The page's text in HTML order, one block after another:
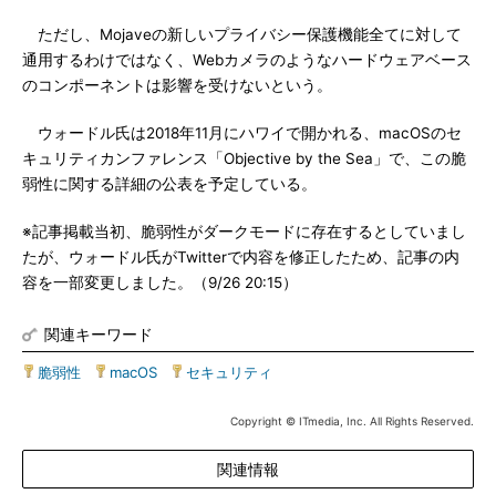
ただし、Mojaveの新しいプライバシー保護機能全てに対して
通用するわけではなく、Webカメラのようなハードウェアベース
のコンポーネントは影響を受けないという。
ウォードル氏は2018年11月にハワイで開かれる、macOSのセ
キュリティカンファレンス「Objective by the Sea」で、この脆
弱性に関する詳細の公表を予定している。
※記事掲載当初、脆弱性がダークモードに存在するとしていまし
たが、ウォードル氏がTwitterで内容を修正したため、記事の内
容を一部変更しました。（9/26 20:15）
関連キーワード
脆弱性 macOS セキュリティ
Copyright © ITmedia, Inc. All Rights Reserved.
関連情報